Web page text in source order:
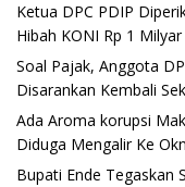
Ketua DPC PDIP
Hibah KONI Rp 1 Milyar
Soal Pajak, Anggota
Disarankan Kembali
Ada Aroma korupsi
Diduga Mengalir Ke
Bupati Ende Tegaskan